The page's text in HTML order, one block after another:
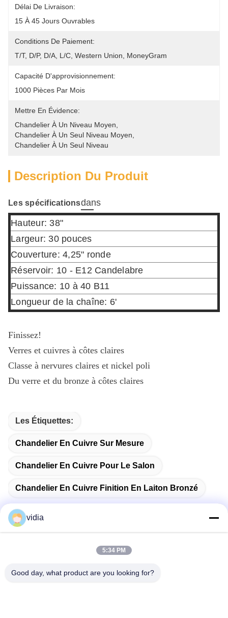
Délai De Livraison:
15 À 45 Jours Ouvrables
Conditions De Paiement:
T/T, D/P, D/A, L/C, Western Union, MoneyGram
Capacité D'approvisionnement:
1000 Pièces Par Mois
Mettre En Évidence:
Chandelier À Un Niveau Moyen
Chandelier À Un Seul Niveau Moyen
Chandelier À Un Seul Niveau
Description Du Produit
Les spécificationsdans
Hauteur: 38"
Largeur: 30 pouces
Couverture: 4,25" ronde
Réservoir: 10 - E12 Candelabre
Puissance: 10 à 40 B11
Longueur de la chaîne: 6'
Finissez!
Verres et cuivres à côtes claires
Classe à nervures claires et nickel poli
Du verre et du bronze à côtes claires
Les Étiquettes:
Chandelier En Cuivre Sur Mesure
Chandelier En Cuivre Pour Le Salon
Chandelier En Cuivre Finition En Laiton Bronzé
Contactez rapidement
Adresse
vidia
5:34 PM
Good day, what product are you looking for?